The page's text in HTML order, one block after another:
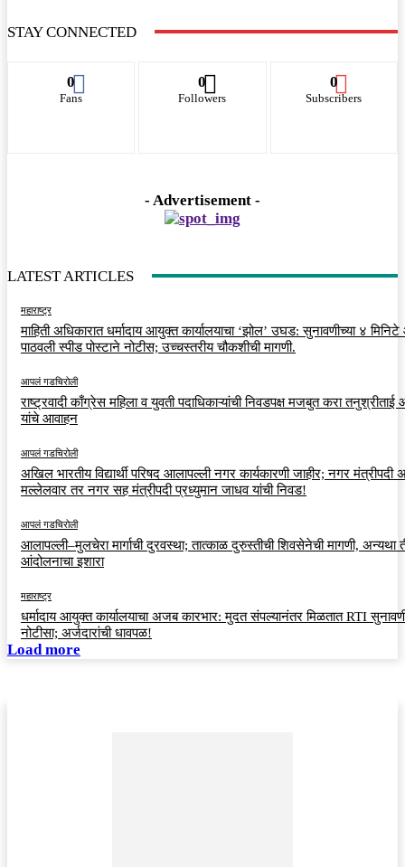
STAY CONNECTED
0
Fans
0
Followers
0
Subscribers
- Advertisement -
LATEST ARTICLES
महाराष्ट्र
माहिती अधिकारात धर्मादाय आयुक्त कार्यालयाचा ‘झोल’ उघड: सुनावणीच्या ४
पाठवली स्पीड पोस्टाने नोटीस; उच्चस्तरीय चौकशीची मागणी.
आपलं गडचिरोली
राष्ट्रवादी काँग्रेस महिला व युवती पदाधिकाऱ्यांची निवडपक्ष मजबुत करा तनुश्रीताई
यांचे आवाहन
आपलं गडचिरोली
अखिल भारतीय विद्यार्थी परिषद आलापल्ली नगर कार्यकारणी जाहीर; नगर मंत्रीपदी
मल्लेलवार तर नगर सह मंत्रीपदी प्रध्युमान जाधव यांची निवड!
आपलं गडचिरोली
आलापल्ली–मुलचेरा मार्गाची दुरवस्था; तात्काळ दुरुस्तीची शिवसेनेची मागणी, अन्यथा
आंदोलनाचा इशारा
महाराष्ट्र
धर्मादाय आयुक्त कार्यालयाचा अजब कारभार: मुदत संपल्यानंतर मिळतात RTI
नोटीसा; अर्जदारांची धावपळ!
Load more